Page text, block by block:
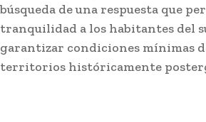
búsqueda de una respuesta que
tranquilidad a los habitantes del
garantizar condiciones mínimas
territorios históricamente